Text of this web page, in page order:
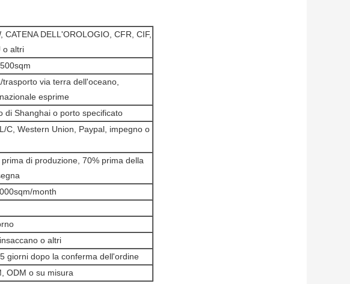
CATENA DELL'OROLOGIO, CFR, CIF,
o altri
trasporto via terra dell'oceano,
esprime
di Shanghai o porto specificato
C, Western Union, Paypal, impegno o
prima di produzione, 70% prima della
month
o altri
giorni dopo la conferma dell'ordine
ODM o su misura